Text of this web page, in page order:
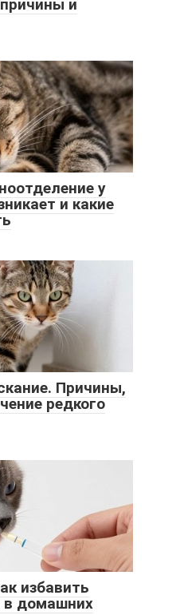
и
у
и какие
Причины,
редкого
избавить
в домашних